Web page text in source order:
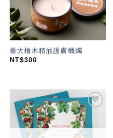
臺大檜木精油護膚蠟燭
NT$300
望輕